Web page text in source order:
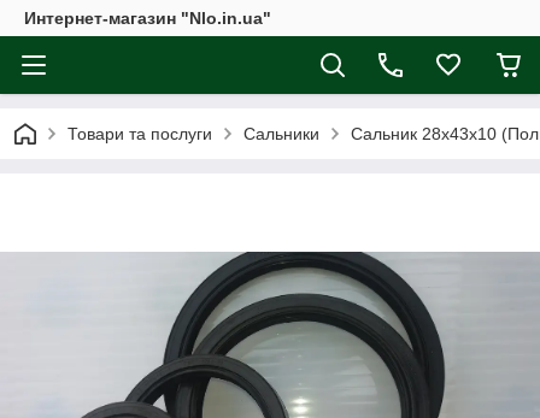
Интернет-магазин "Nlo.in.ua"
Товари та послуги Сальники Сальник 28х43х10